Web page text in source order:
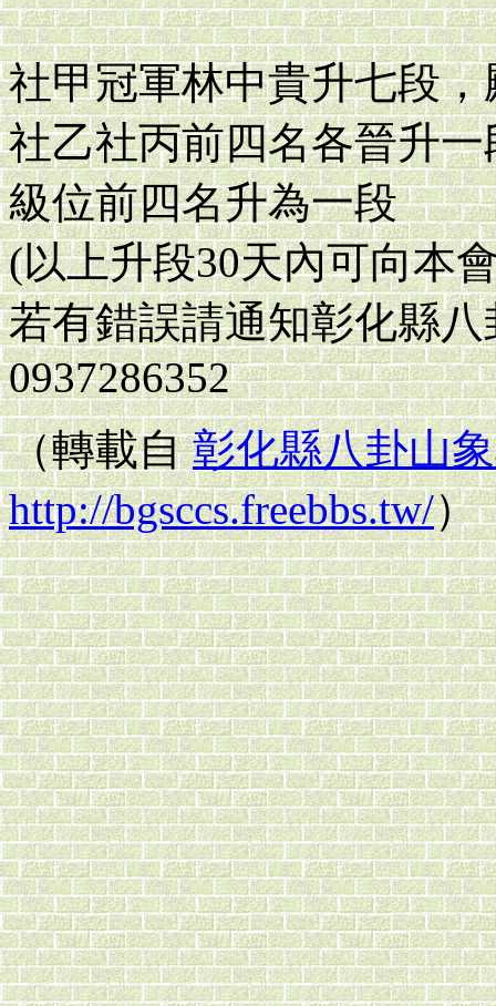
社甲冠軍林中貴升七段
社乙社丙前四名各晉升一
級位前四名升為一段
(以上升段30天內可向本
若有錯誤請通知彰化縣
0937286352
（轉載自彰化縣八卦山
http://bgsccs.freebbs.tw/）